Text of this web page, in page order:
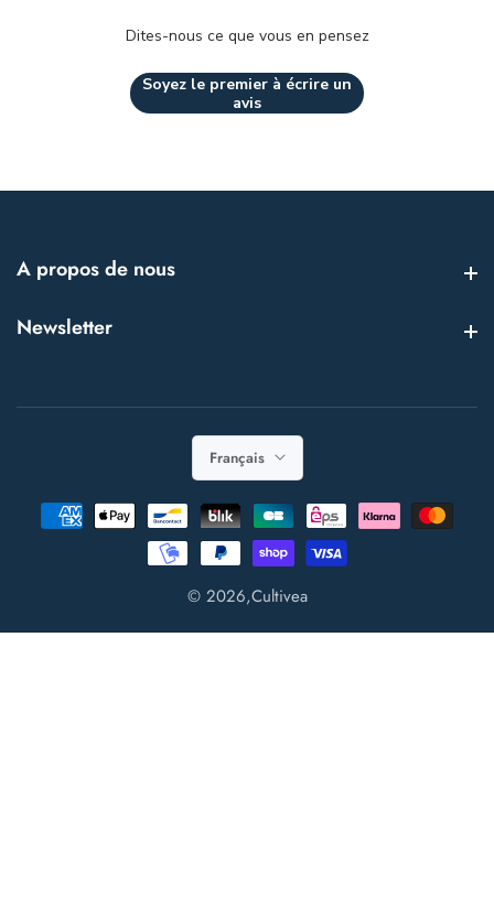
Dites-nous ce que vous en pensez
Soyez le premier à écrire un
avis
A propos de nous
Newsletter
Français
© 2026,Cultivea